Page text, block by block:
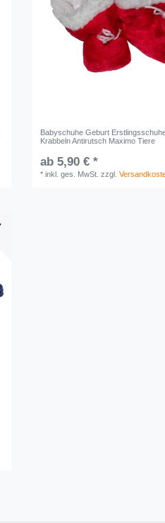
Babyschuhe Geburt
Krabbeln Antirutsch Maximo Tiere
ab 5,90 € *
*inkl. ges. MwSt. zzgl.